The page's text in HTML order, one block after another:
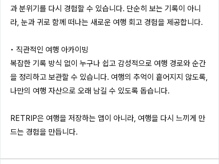
과 분위기를 다시 경험할 수 있습니다. 단순히 보는 기록이 아니
라, 눈과 귀로 함께 떠나는 새로운 여행 회고 경험을 제공합니다.
• 직관적인 여행 아카이빙
복잡한 기록 방식 없이 누구나 쉽고 감성적으로 여행 경로와 순간
을 정리하고 보관할 수 있습니다. 여행의 추억이 흩어지지 않도록,
나만의 여행 자산으로 오래 남길 수 있도록 돕습니다.
RETRIP은 여행을 저장하는 앱이 아니라, 여행을 다시 느끼게 만
드는 경험을 만듭니다.